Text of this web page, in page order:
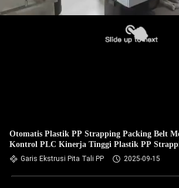
Otomatis Plastik PP Strapping Packing Belt
Kontrol PLC Kinerja Tinggi Plastik PP
PLCGaris Ekstrusi Pita Tali PP 2025-09-15